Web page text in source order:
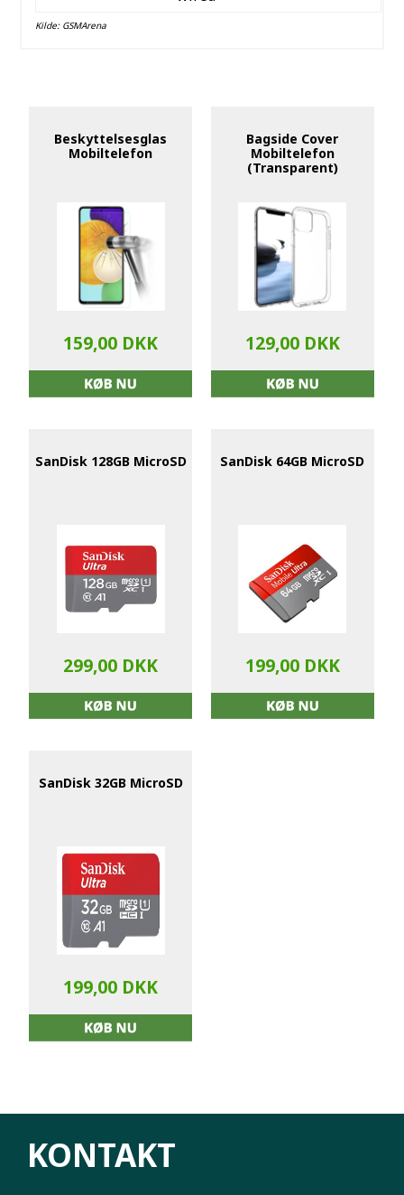
Kilde: GSMArena
Beskyttelsesglas
Mobiltelefon
159,00 DKK
Bagside Cover
Mobiltelefon
(Transparent)
129,00 DKK
SanDisk 128GB MicroSD
299,00 DKK
SanDisk 64GB MicroSD
199,00 DKK
SanDisk 32GB MicroSD
199,00 DKK
KONTAKT